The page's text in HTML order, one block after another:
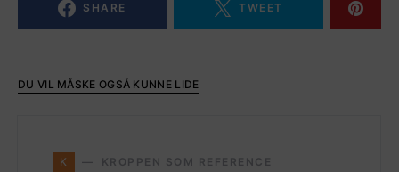
SHARE TWEET
DU VIL MÅSKE OGSÅ KUNNE LIDE
K KROPPEN SOM REFERENCE